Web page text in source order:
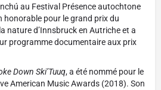
au Festival Présence autochtone
honorable pour le grand prix du
nature d’Innsbruck en Autriche et a
programme documentaire aux prix
Down Ski’Tuuq, a été nommé pour le
American Music Awards (2018). Son